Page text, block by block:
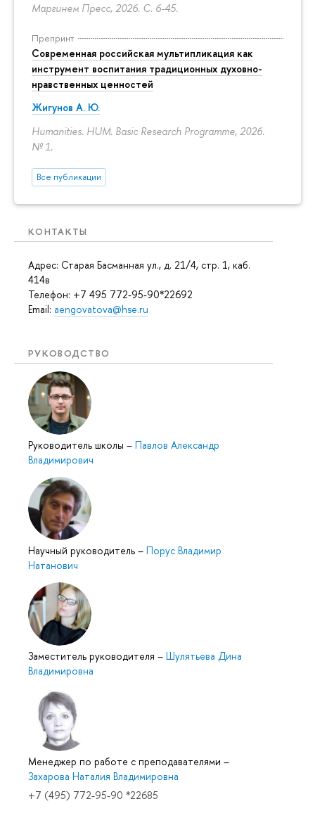
Маргинем Пресс, 2026. С. 6-45.
Препринт
Современная российская мультипликация как
инструмент воспитания традиционных духовно-
нравственных ценностей
Жигунов А. Ю.
Humanities. HUM. Basic Research Programme, 2026.
№ 1.
Все публикации
КОНТАКТЫ
Адрес: Старая Басманная ул., д. 21/4, стр. 1, каб.
414в
Телефон: +7 495 772-95-90*22692
Email: aengovatova@hse.ru
РУКОВОДСТВО
Руководитель школы – Павлов Александр
Владимирович
Научный руководитель – Порус Владимир
Натанович
Заместитель руководителя – Шулятьева Дина
Владимировна
Менеджер по работе с преподавателями –
Захарова Наталия Владимировна
+7 (495) 772-95-90 *22685